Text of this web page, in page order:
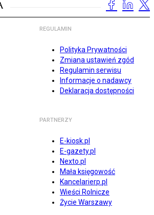
REGULAMIN
Polityka Prywatności
Zmiana ustawień zgód
Regulamin serwisu
Informacje o nadawcy
Deklaracja dostępności
PARTNERZY
E-kiosk.pl
E-gazety.pl
Nexto.pl
Mała księgowość
Kancelarierp.pl
Wieści Rolnicze
Życie Warszawy